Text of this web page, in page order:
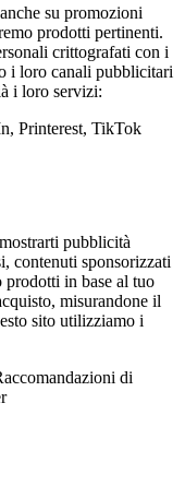
su promozioni
prodotti pertinenti.
crittografati con i
i loro canali pubblicitari
i loro servizi:
Printerest, TikTok
pubblicità
contenuti sponsorizzati
in base al tuo
misurandone il
sito utilizziamo i
di